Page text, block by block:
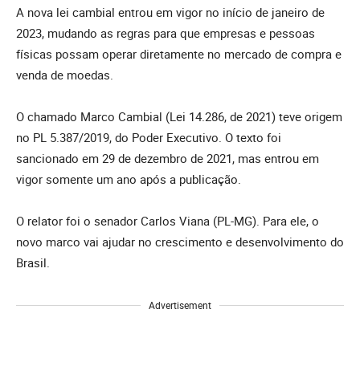
A nova lei cambial entrou em vigor no início de janeiro de
2023, mudando as regras para que empresas e pessoas
físicas possam operar diretamente no mercado de compra e
venda de moedas.
O chamado Marco Cambial (Lei 14.286, de 2021) teve origem
no PL 5.387/2019, do Poder Executivo. O texto foi
sancionado em 29 de dezembro de 2021, mas entrou em
vigor somente um ano após a publicação.
O relator foi o senador Carlos Viana (PL-MG). Para ele, o
novo marco vai ajudar no crescimento e desenvolvimento do
Brasil.
Advertisement